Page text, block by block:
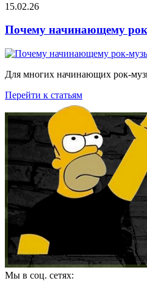
15.02.26
Почему начинающему
Для многих начинающих рок-
Перейти к статьям
Мы в соц. сетях: